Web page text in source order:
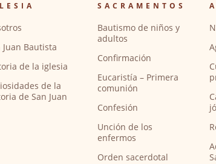
Juan Bautista
de la iglesia
de la
de San Juan
SACRAMENTOS
Bautismo de niños y
adultos
Confirmación
Eucaristía – Primera
comunión
Confesión
Unción de los
enfermos
Orden sacerdotal